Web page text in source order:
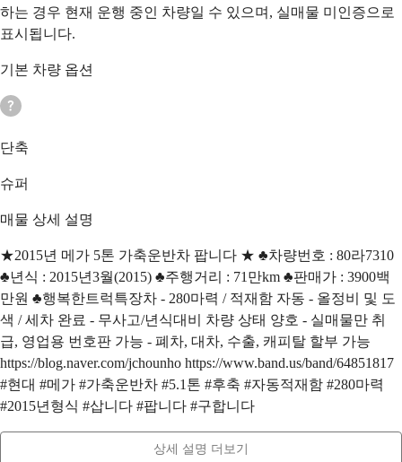
하는 경우 현재 운행 중인 차량일 수 있으며, 실매물 미인증으로
표시됩니다.
기본 차량 옵션
단축
슈퍼
매물 상세 설명
★2015년 메가 5톤 가축운반차 팝니다 ★ ♣차량번호 : 80라7310
♣년식 : 2015년3월(2015) ♣주행거리 : 71만km ♣판매가 : 3900백
만원 ♣행복한트럭특장차 - 280마력 / 적재함 자동 - 올정비 및 도
색 / 세차 완료 - 무사고/년식대비 차량 상태 양호 - 실매물만 취
급, 영업용 번호판 가능 - 폐차, 대차, 수출, 캐피탈 할부 가능
https://blog.naver.com/jchounho https://www.band.us/band/64851817
#현대 #메가 #가축운반차 #5.1톤 #후축 #자동적재함 #280마력
#2015년형식 #삽니다 #팝니다 #구합니다
상세 설명 더보기